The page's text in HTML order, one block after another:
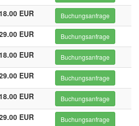
EUR Buchungsanfrage
EUR Buchungsanfrage
EUR Buchungsanfrage
EUR Buchungsanfrage
EUR Buchungsanfrage
EUR Buchungsanfrage